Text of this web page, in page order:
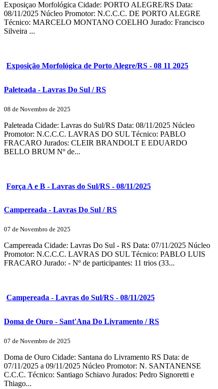
Exposiçao Morfológica Cidade: PORTO ALEGRE/RS Data:
08/11/2025 Núcleo Promotor: N.C.C.C. DE PORTO ALEGRE
Técnico: MARCELO MONTANO COELHO Jurado: Francisco
Silveira ...
Exposição Morfológica de Porto Alegre/RS - 08 11 2025
Paleteada - Lavras Do Sul / RS
08 de Novembro de 2025
Paleteada Cidade: Lavras do Sul/RS Data: 08/11/2025 Núcleo
Promotor: N.C.C.C. LAVRAS DO SUL Técnico: PABLO
FRACARO Jurados: CLEIR BRANDOLT E EDUARDO
BELLO BRUM Nº de...
Força A e B - Lavras do Sul/RS - 08/11/2025
Campereada - Lavras Do Sul / RS
07 de Novembro de 2025
Campereada Cidade: Lavras Do Sul - RS Data: 07/11/2025 Núcleo
Promotor: N.C.C.C. LAVRAS DO SUL Técnico: PABLO LUIS
FRACARO Jurado: - Nº de participantes: 11 trios (33...
Campereada - Lavras do Sul/RS - 08/11/2025
Doma de Ouro - Sant'Ana Do Livramento / RS
07 de Novembro de 2025
Doma de Ouro Cidade: Santana do Livramento RS Data: de
07/11/2025 a 09/11/2025 Núcleo Promotor: N. SANTANENSE
C.C.C. Técnico: Santiago Schiavo Jurados: Pedro Signoretti e
Thiago...